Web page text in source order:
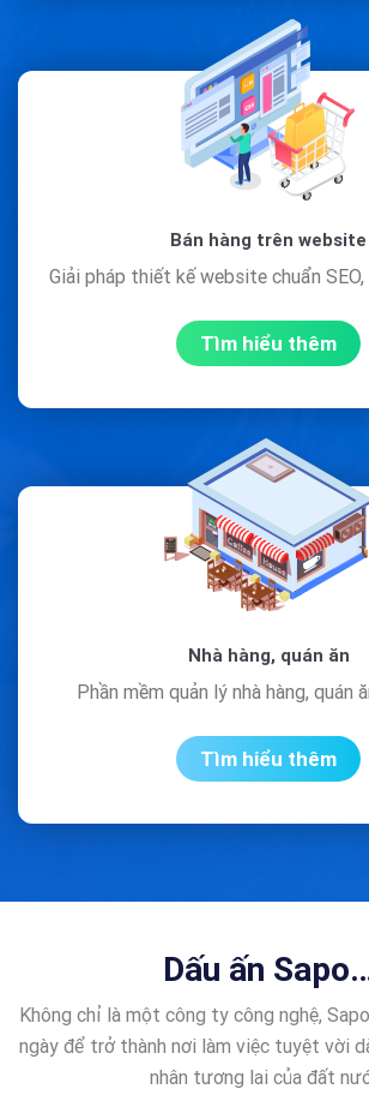
Bán hàng trên website
Giải pháp thiết kế website chuẩn SEO,
Tìm hiểu thêm
Nhà hàng, quán ăn
Phần mềm quản lý nhà hàng, quán
Tìm hiểu thêm
Dấu ấn
Không chỉ là một công ty công nghệ,
ngày để trở thành nơi làm việc tuyệt vời
nhân tương lai của đất